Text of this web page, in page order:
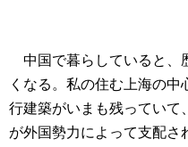
中国で暮らしていると、
くなる。私の住む上海の
行建築がいまも残っていて
が外国勢力によって支配さ